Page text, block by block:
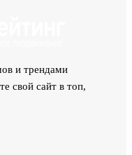
и трендами
свой сайт в топ,